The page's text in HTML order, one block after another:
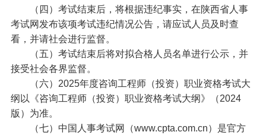
（四）考试结束后，将根据违纪事实，在陕西省人事
考试网发布该项考试违纪情况公告，请应试人员及时查
看，并请社会进行监督。
（五）考试结束后将对拟合格人员名单进行公示，并
接受社会各界监督。
（六）2025年度咨询工程师（投资）职业资格考试大
纲以《咨询工程师（投资）职业资格考试大纲》（2024
版）为准。
（七）中国人事考试网（www.cpta.com.cn）是官方